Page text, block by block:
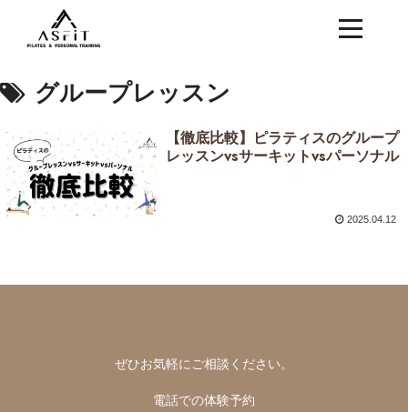
グループレッスン
【徹底比較】ピラティスのグループ
レッスンvsサーキットvsパーソナル
2025.04.12
ぜひお気軽にご相談ください。
電話での体験予約